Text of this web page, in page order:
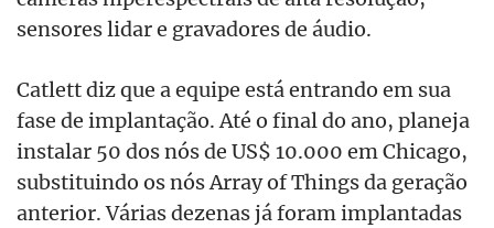
sensores lidar e gravadores de áudio.
Catlett diz que a equipe está entrando em sua
fase de implantação. Até o final do ano, planeja
instalar 50 dos nós de US$ 10.000 em Chicago,
substituindo os nós Array of Things da geração
anterior. Várias dezenas já foram implantadas